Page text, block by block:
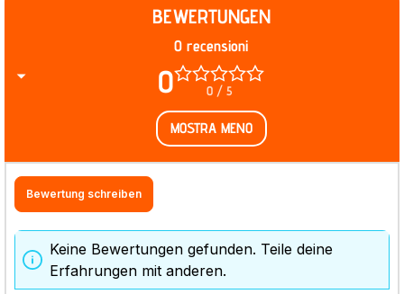
BEWERTUNGEN
0 0 / 5
0 recensioni
MOSTRA MENO
Bewertung schreiben
Keine Bewertungen gefunden. Teile deine
Erfahrungen mit anderen.